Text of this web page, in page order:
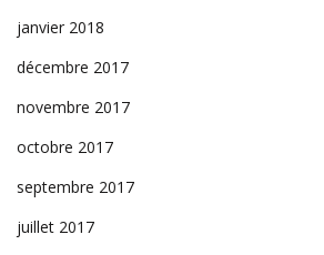
janvier 2018
décembre 2017
novembre 2017
octobre 2017
septembre 2017
juillet 2017